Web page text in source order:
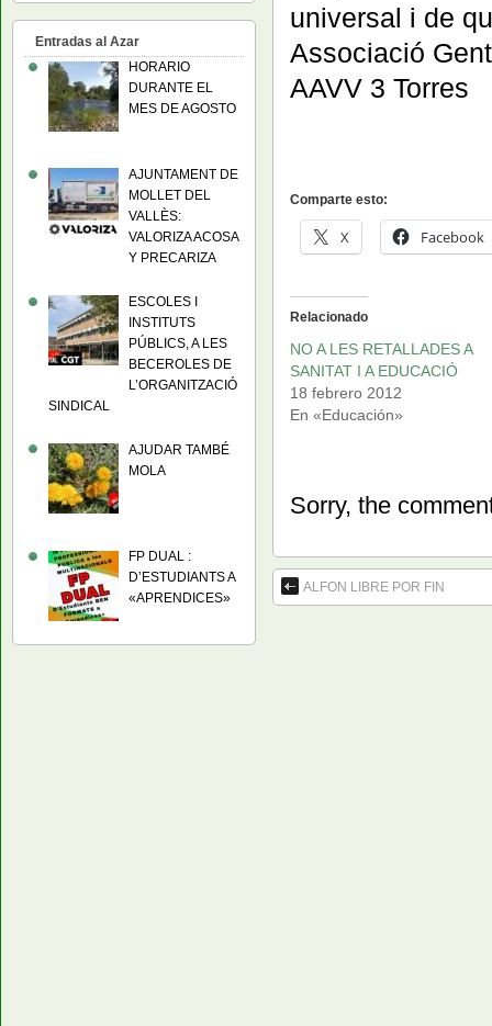
universal i de
Associació
AAVV 3 Torres
Comparte esto:
X Facebook
Relacionado
NO A LES RETALLADES A
SANITAT I A EDUCACIÓ
18 febrero 2012
En «Educación»
Sorry, the
ALFON LIBRE POR FIN
Entradas al Azar
HORARIO
DURANTE EL
MES DE AGOSTO
AJUNTAMENT DE
MOLLET DEL
VALLÈS:
VALORIZA ACOSA
Y PRECARIZA
ESCOLES I
INSTITUTS
PÚBLICS, A LES
BECEROLES DE
L’ORGANITZACIÓ
SINDICAL
AJUDAR TAMBÉ
MOLA
FP DUAL :
D’ESTUDIANTS A
«APRENDICES»